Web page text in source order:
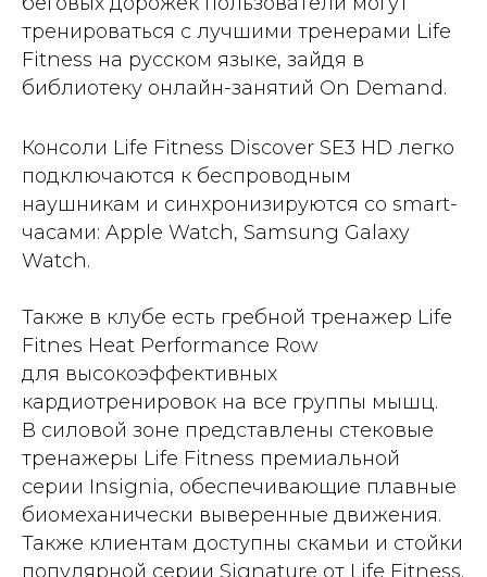
тренироваться с лучшими тренерами Life
Fitness на русском языке, зайдя в
библиотеку онлайн-занятий On Demand.
Консоли Life Fitness Discover SE3 HD легко
подключаются к беспроводным
наушникам и синхронизируются со smart-
часами: Apple Watch, Samsung Galaxy
Watch.
Также в клубе есть гребной тренажер Life
Fitnes Heat Performance Row
для высокоэффективных
кардиотренировок на все группы мышц.
В силовой зоне представлены стековые
тренажеры Life Fitness премиальной
серии Insignia, обеспечивающие плавные
биомеханически выверенные движения.
Также клиентам доступны скамьи и стойки
популярной серии Signature от Life Fitness.